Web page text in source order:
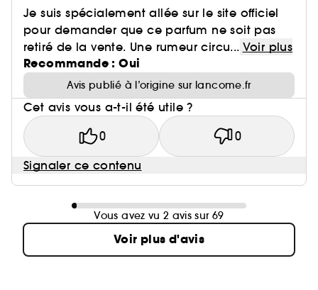
Je suis spécialement allée sur le site officiel
pour demander que ce parfum ne soit pas
retiré de la vente. Une rumeur circu... Voir plus
Recommande : Oui
Avis publié à l’origine sur lancome.fr
Cet avis vous a-t-il été utile ?
0 0
Signaler ce contenu
Vous avez vu 2 avis sur 69
Voir plus d'avis